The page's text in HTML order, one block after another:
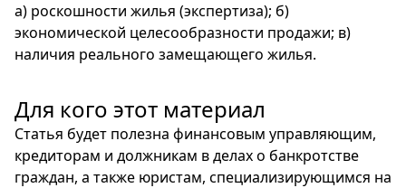
а) роскошности жилья (экспертиза); б)
экономической целесообразности продажи; в)
наличия реального замещающего жилья.
Для кого этот материал
Статья будет полезна финансовым управляющим,
кредиторам и должникам в делах о банкротстве
граждан, а также юристам, специализирующимся на